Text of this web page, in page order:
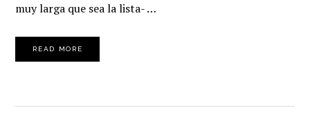
muy larga que sea la lista- …
READ MORE